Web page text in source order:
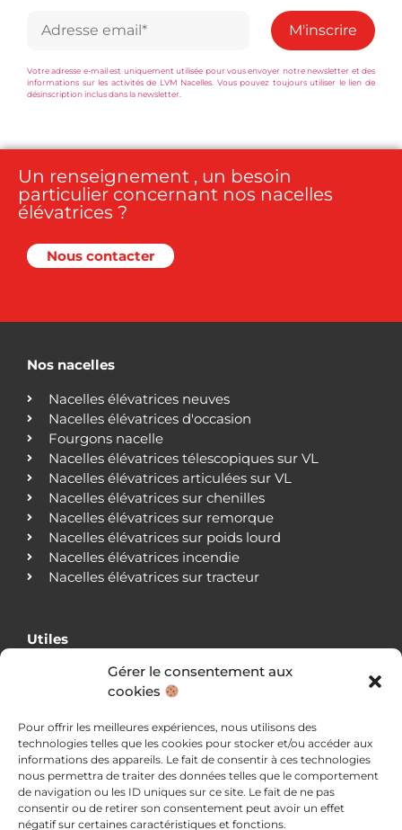
Gérer le consentement aux
cookies
Pour offrir les meilleures expériences, nous utilisons des
technologies telles que les cookies pour stocker et/ou accéder aux
informations des appareils. Le fait de consentir à ces technologies
nous permettra de traiter des données telles que le comportement
de navigation ou les ID uniques sur ce site. Le fait de ne pas
consentir ou de retirer son consentement peut avoir un effet
négatif sur certaines caractéristiques et fonctions.
Votre adresse e-mail est uniquement utilisée pour vous envoyer notre newsletter et des
informations sur les activités de LVM Nacelles. Vous pouvez toujours utiliser le lien de
désinscription inclus dans la newsletter.
Un renseignement , un besoin
particulier concernant nos nacelles
élévatrices ?
Nous contacter
Nos nacelles
Nacelles élévatrices neuves
Nacelles élévatrices d'occasion
Fourgons nacelle
Nacelles élévatrices télescopiques sur VL
Nacelles élévatrices articulées sur VL
Nacelles élévatrices sur chenilles
Nacelles élévatrices sur remorque
Nacelles élévatrices sur poids lourd
Nacelles élévatrices incendie
Nacelles élévatrices sur tracteur
Utiles
Qui sommes-nous ?
Nos agences
Actualités
Blog
Nous contacter
Mentions légales
Politique de confidentialité